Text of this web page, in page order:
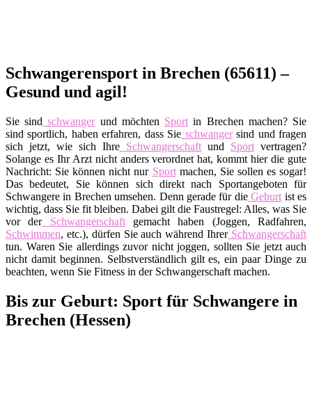
Schwangerensport in Brechen (65611) –
Gesund und agil!
Sie sind schwangerund möchten Sport in Brechen machen? Sie
sind sportlich, haben erfahren, dass Sie schwangersind und fragen
sich jetzt, wie sich Ihre Schwangerschaft und Sport vertragen?
Solange es Ihr Arzt nicht anders verordnet hat, kommt hier die gute
Nachricht: Sie können nicht nur Sportmachen, Sie sollen es sogar!
Das bedeutet, Sie können sich direkt nach Sportangeboten für
Schwangere in Brechen umsehen. Denn gerade für dieGeburt ist es
wichtig, dass Sie fit bleiben. Dabei gilt die Faustregel: Alles, was Sie
vor derSchwangerschaftgemacht haben (Joggen, Radfahren,
Schwimmen, etc.), dürfen Sie auch während IhrerSchwangerschaft
tun. Waren Sie allerdings zuvor nicht joggen, sollten Sie jetzt auch
nicht damit beginnen. Selbstverständlich gilt es, ein paar Dinge zu
beachten, wenn Sie Fitness in der Schwangerschaft machen.
Bis zur Geburt: Sport für Schwangere in
Brechen (Hessen)